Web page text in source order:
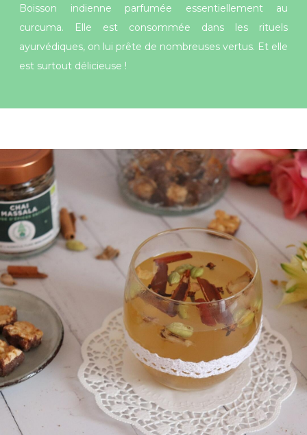
Boisson indienne parfumée essentiellement au
curcuma. Elle est consommée dans les rituels
ayurvédiques, on lui prête de nombreuses vertus. Et elle
est surtout délicieuse !